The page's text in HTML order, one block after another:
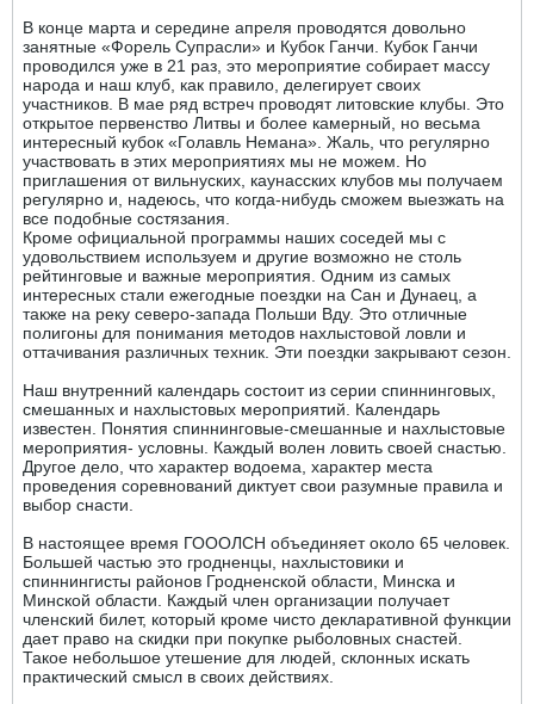
В конце марта и середине апреля проводятся довольно
занятные «Форель Супрасли» и Кубок Ганчи. Кубок Ганчи
проводился уже в 21 раз, это мероприятие собирает массу
народа и наш клуб, как правило, делегирует своих
участников. В мае ряд встреч проводят литовские клубы. Это
открытое первенство Литвы и более камерный, но весьма
интересный кубок «Голавль Немана». Жаль, что регулярно
участвовать в этих мероприятиях мы не можем. Но
приглашения от вильнуских, каунасских клубов мы получаем
регулярно и, надеюсь, что когда-нибудь сможем выезжать на
все подобные состязания.
Кроме официальной программы наших соседей мы с
удовольствием используем и другие возможно не столь
рейтинговые и важные мероприятия. Одним из самых
интересных стали ежегодные поездки на Сан и Дунаец, а
также на реку северо-запада Польши Вду. Это отличные
полигоны для понимания методов нахлыстовой ловли и
оттачивания различных техник. Эти поездки закрывают сезон.
Наш внутренний календарь состоит из серии спиннинговых,
смешанных и нахлыстовых мероприятий. Календарь
известен. Понятия спиннинговые-смешанные и нахлыстовые
мероприятия- условны. Каждый волен ловить своей снастью.
Другое дело, что характер водоема, характер места
проведения соревнований диктует свои разумные правила и
выбор снасти.
В настоящее время ГОООЛСН объединяет около 65 человек.
Большей частью это гродненцы, нахлыстовики и
спиннингисты районов Гродненской области, Минска и
Минской области. Каждый член организации получает
членский билет, который кроме чисто декларативной функции
дает право на скидки при покупке рыболовных снастей.
Такое небольшое утешение для людей, склонных искать
практический смысл в своих действиях.